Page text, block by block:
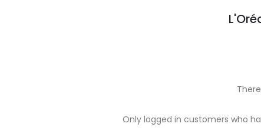
R
Only logged in customers who